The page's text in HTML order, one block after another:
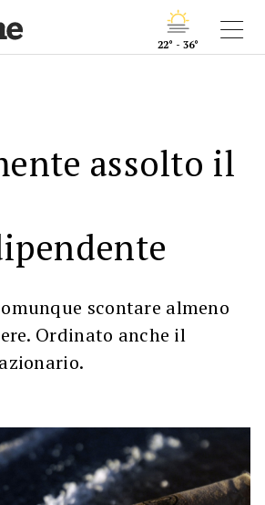
22° - 36°
assolto il
scontare almeno
Ordinato anche il